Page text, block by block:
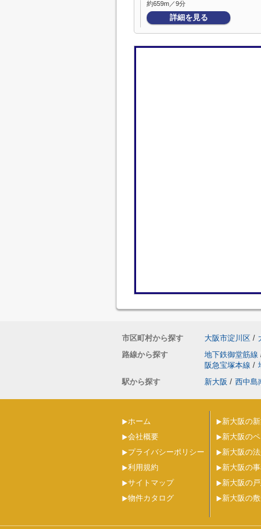
約659m／9分
詳細を見る
市区町村から探す 大阪市淀川区 /
路線から探す
地下鉄御堂筋線
阪急宝塚本線 /
駅から探す
新大阪 / 西中島
ホーム
会社概要
プライバシーポリシー
利用規約
サイトマップ
物件カタログ
新大阪の
新大阪の
新大阪の
新大阪の
新大阪の
新大阪の